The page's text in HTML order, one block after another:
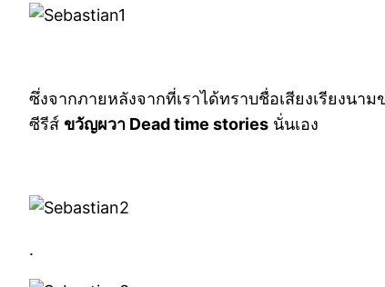
ซึ่งจากภายหลังจากที่เราได้ทราบชื่อเสียงเรียงนา
ซีรีส์ ขวัญผวา Dead time stories นั่นเอง
.